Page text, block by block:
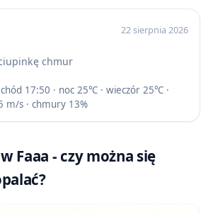
22 sierpnia 2026
chmur
17:50 · noc 25℃ · wieczór 25℃ ·
m/s · chmury 13%
Faaa - czy można się